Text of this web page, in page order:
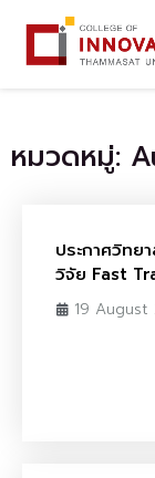
หมวดหมู่:
ประกาศวิทย
วิจัย Fast
19 August